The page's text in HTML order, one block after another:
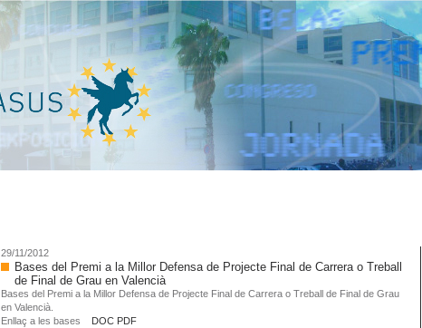
29/11/2012
Bases del Premi a la Millor Defensa de Projecte Final de Carrera o Treball
de Final de Grau en Valencià
Bases del Premi a la Millor Defensa de Projecte Final de Carrera o Treball de Final de Grau
en Valencià.
Enllaç a les bases
DOC PDF